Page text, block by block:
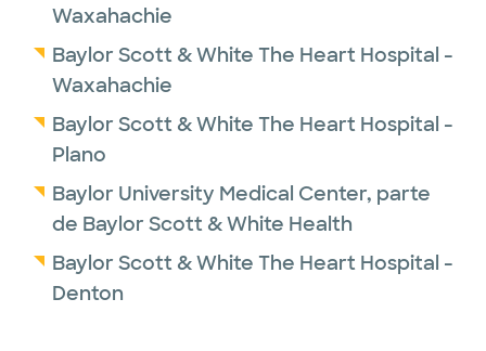
Waxahachie
Baylor Scott & White The Heart Hospital -
Waxahachie
Baylor Scott & White The Heart Hospital -
Plano
Baylor University Medical Center, parte
de Baylor Scott & White Health
Baylor Scott & White The Heart Hospital -
Denton